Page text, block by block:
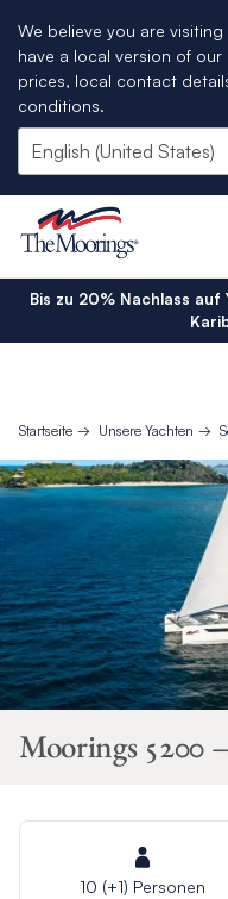
We believe you are
have a local version of
prices, local contact
conditions.
Bis zu 20% Nachlass
Startseite Unsere Yachten
Moorings 5200
10 (+1) Personen